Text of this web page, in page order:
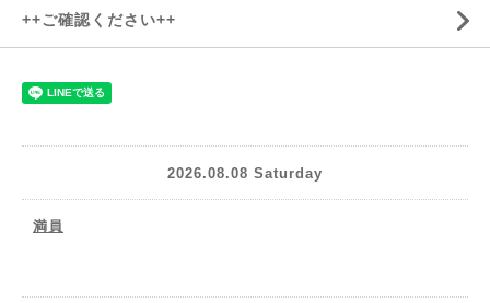
++ご確認ください++
2026.08.08 Saturday
満員